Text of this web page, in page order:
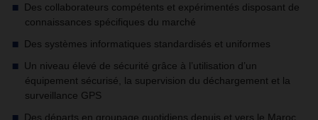
Des collaborateurs compétents et expérimentés disposant de
connaissances spécifiques du marché
Des systèmes informatiques standardisés et uniformes
Un niveau élevé de sécurité grâce à l’utilisation d’un
équipement sécurisé, la supervision du déchargement et la
surveillance GPS
Des départs en groupage quotidiens depuis et vers le Maroc,